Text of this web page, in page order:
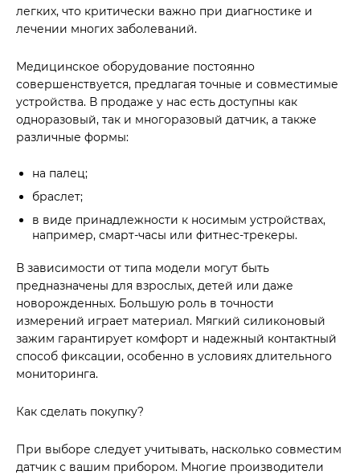
легких, что критически важно при диагностике и
лечении многих заболеваний.
Медицинское оборудование постоянно
совершенствуется, предлагая точные и совместимые
устройства. В продаже у нас есть доступны как
одноразовый, так и многоразовый датчик, а также
различные формы:
на палец;
браслет;
в виде принадлежности к носимым устройствах,
например, смарт-часы или фитнес-трекеры.
В зависимости от типа модели могут быть
предназначены для взрослых, детей или даже
новорожденных. Большую роль в точности
измерений играет материал. Мягкий силиконовый
зажим гарантирует комфорт и надежный контактный
способ фиксации, особенно в условиях длительного
мониторинга.
Как сделать покупку?
При выборе следует учитывать, насколько совместим
датчик с вашим прибором. Многие производители